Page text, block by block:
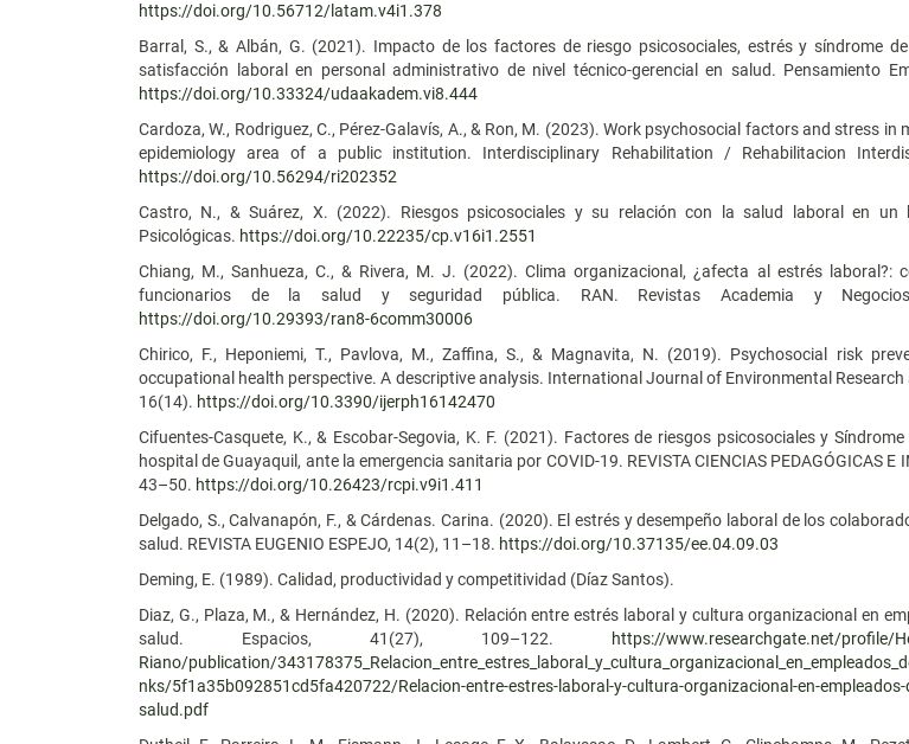
https://doi.org/10.56712/latam.v4i1.378
Barral, S., & Albán, G. (2021). Impacto de los factores de riesgo psicosociales, estrés y síndrome
satisfacción laboral en personal administrativo de nivel técnico-gerencial en salud. Pensamiento
https://doi.org/10.33324/udaakadem.vi8.444
Cardoza, W., Rodriguez, C., Pérez-Galavís, A., & Ron, M. (2023). Work psychosocial factors and stress in
epidemiology area of a public institution. Interdisciplinary Rehabilitation / Rehabilitacion
https://doi.org/10.56294/ri202352
Castro, N., & Suárez, X. (2022). Riesgos psicosociales y su relación con la salud laboral en un
Psicológicas. https://doi.org/10.22235/cp.v16i1.2551
Chiang, M., Sanhueza, C., & Rivera, M. J. (2022). Clima organizacional, ¿afecta al estrés laboral?:
funcionarios de la salud y seguridad pública. RAN. Revistas Academia y
https://doi.org/10.29393/ran8-6comm30006
Chirico, F., Heponiemi, T., Pavlova, M., Zaffina, S., & Magnavita, N. (2019). Psychosocial risk
occupational health perspective. A descriptive analysis. International Journal of Environmental Research
16(14). https://doi.org/10.3390/ijerph16142470
Cifuentes-Casquete, K., & Escobar-Segovia, K. F. (2021). Factores de riesgos psicosociales y
hospital de Guayaquil, ante la emergencia sanitaria por COVID-19. REVISTA CIENCIAS PEDAGÓGICAS E
43–50. https://doi.org/10.26423/rcpi.v9i1.411
Delgado, S., Calvanapón, F., & Cárdenas. Carina. (2020). El estrés y desempeño laboral de los
salud. REVISTA EUGENIO ESPEJO, 14(2), 11–18. https://doi.org/10.37135/ee.04.09.03
Deming, E. (1989). Calidad, productividad y competitividad (Díaz Santos).
Diaz, G., Plaza, M., & Hernández, H. (2020). Relación entre estrés laboral y cultura organizacional en
salud. Espacios, 41(27), 109–122.
https://www.researchgate.net/profile/
Riano/publication/
nks/5f1a35b092851cd5fa420722/Relacion-entre-estres-laboral-y-cultura-organizacional-en-empleados-
salud.pdf